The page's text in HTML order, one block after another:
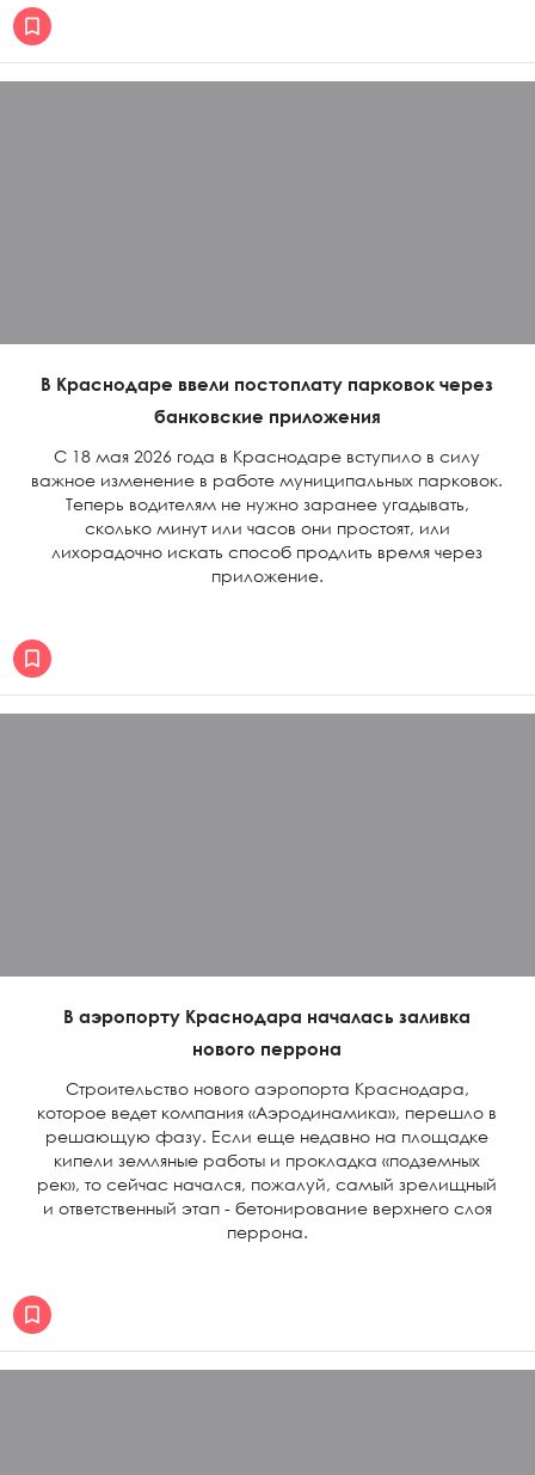
В Краснодаре ввели постоплату парковок через
банковские приложения
С 18 мая 2026 года в Краснодаре вступило в силу
важное изменение в работе муниципальных парковок.
Теперь водителям не нужно заранее угадывать,
сколько минут или часов они простоят, или
лихорадочно искать способ продлить время через
приложение.
В аэропорту Краснодара началась заливка
нового перрона
Строительство нового аэропорта Краснодара,
которое ведет компания «Аэродинамика», перешло в
решающую фазу. Если еще недавно на площадке
кипели земляные работы и прокладка «подземных
рек», то сейчас начался, пожалуй, самый зрелищный
и ответственный этап - бетонирование верхнего слоя
перрона.